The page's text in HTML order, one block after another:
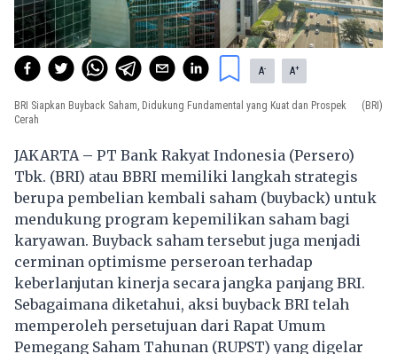
A- A+
BRI Siapkan Buyback Saham, Didukung Fundamental yang Kuat dan Prospek
Cerah
(BRI)
JAKARTA – PT Bank Rakyat Indonesia (Persero)
Tbk. (BRI) atau BBRI memiliki langkah strategis
berupa pembelian kembali saham (buyback) untuk
mendukung program kepemilikan saham bagi
karyawan. Buyback saham tersebut juga menjadi
cerminan optimisme perseroan terhadap
keberlanjutan kinerja secara jangka panjang BRI.
Sebagaimana diketahui, aksi buyback BRI telah
memperoleh persetujuan dari Rapat Umum
Pemegang Saham Tahunan (RUPST) yang digelar